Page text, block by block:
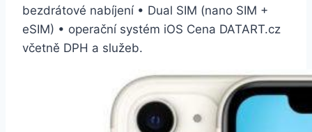
bezdrátové nabíjení • Dual SIM (nano SIM +
eSIM) • operační systém iOS Cena DATART.cz
včetně DPH a služeb.